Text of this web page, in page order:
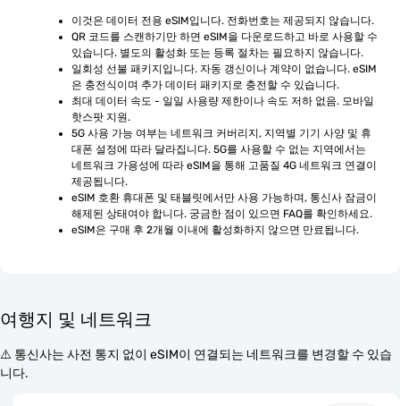
이것은 데이터 전용 eSIM입니다. 전화번호는 제공되지 않습니다.
QR 코드를 스캔하기만 하면 eSIM을 다운로드하고 바로 사용할 수
있습니다. 별도의 활성화 또는 등록 절차는 필요하지 않습니다.
일회성 선불 패키지입니다. 자동 갱신이나 계약이 없습니다. eSIM
은 충전식이며 추가 데이터 패키지로 충전할 수 있습니다.
최대 데이터 속도 - 일일 사용량 제한이나 속도 저하 없음. 모바일
핫스팟 지원.
5G 사용 가능 여부는 네트워크 커버리지, 지역별 기기 사양 및 휴
대폰 설정에 따라 달라집니다. 5G를 사용할 수 없는 지역에서는
네트워크 가용성에 따라 eSIM을 통해 고품질 4G 네트워크 연결이
제공됩니다.
eSIM 호환 휴대폰 및 태블릿에서만 사용 가능하며, 통신사 잠금이
해제된 상태여야 합니다. 궁금한 점이 있으면 FAQ를 확인하세요.
eSIM은 구매 후 2개월 이내에 활성화하지 않으면 만료됩니다.
여행지 및 네트워크
⚠️ 통신사는 사전 통지 없이 eSIM이 연결되는 네트워크를 변경할 수 있습
니다.